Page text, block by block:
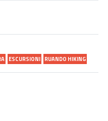
ESCURSIONI RUANDO HIKING